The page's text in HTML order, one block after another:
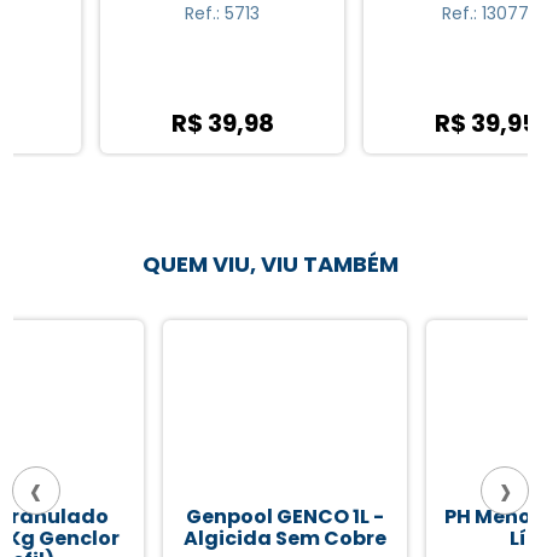
R$ 39,98
Ref.: 13077
R$ 39,95
QUEM VIU, VIU TAMBÉM
Genpool GENCO 1L -
Algicida Sem Cobre
PH Menos GENCO 1L -
Líquido
‹ ›